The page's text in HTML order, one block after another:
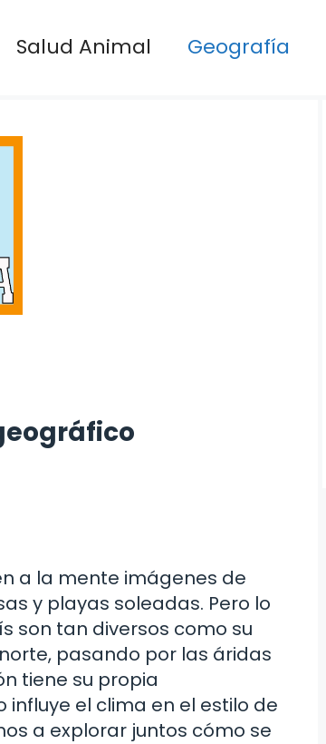
Salud Animal Geografía
a la mente imágenes de
y playas soleadas. Pero lo
son tan diversos como su
pasando por las áridas
tiene su propia
el clima en el estilo de
a explorar juntos cómo se